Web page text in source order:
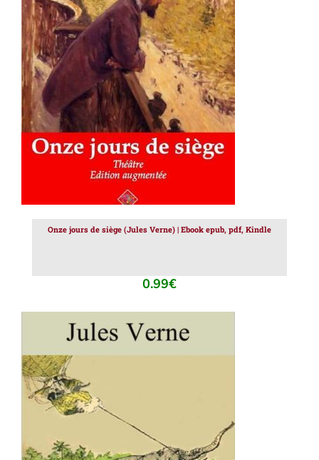
AJOUTER AU PANIER / DÉTAILS
Onze jours de siège (Jules Verne) | Ebook epub, pdf, Kindle
0.99€
AJOUTER AU PANIER / DÉTAILS